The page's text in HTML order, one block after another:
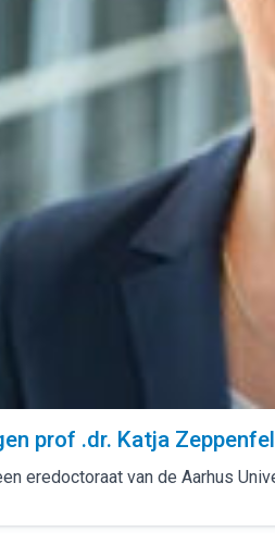
prof .dr. Katja
eredoctoraat van de Aarhus